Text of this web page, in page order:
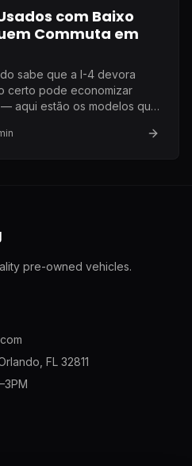
com Baixo
Commuta em
sabe que a I-4 devora
certo pode economizar
aqui estão os modelos que
pre-owned vehicles.
FL 32811